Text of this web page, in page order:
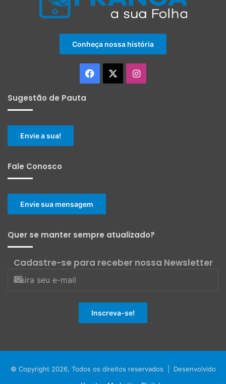
Conheça nossa história
Facebook Instagram
Sugestão de Pauta
Envie a sua!
Fale Conosco
Envie sua mensagem
Quer se manter sempre atualizado?
Cadastre-se para receber nossa Newsletter
© Copyright 2026, Todos os direitos reservados | Desenvolvido